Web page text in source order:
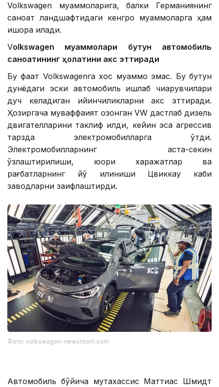
Volkswagen муаммоларига, балки Германиянинг
саноат ландшафтидаги кенгроқ муаммоларга ҳам
ишора қилади.
Volkswagen муаммолари бутун автомобиль
саноатининг ҳолатини акс эттиради
Бу фақат Volkswagenга хос муаммо эмас. Бу бутун
дунёдаги эски автомобиль ишлаб чиқарувчилари
дуч келадиган қийинчиликларни акс эттиради.
Ҳозиргача муваффақият қозонган VW дастлаб дизель
двигателларини таклиф қилди, кейин эса агрессив
тарзда электромобилларга ўтди.
Электромобилларнинг аста-секин
ўзлаштирилиши, юқори харажатлар ва
рағбатларнинг йўқ қилиниши Цвиккау каби
заводларни заифлаштирди.
Фото: volkswagen-newsroom.com
Автомобиль бўйича мутахассис Маттиас Шмидт